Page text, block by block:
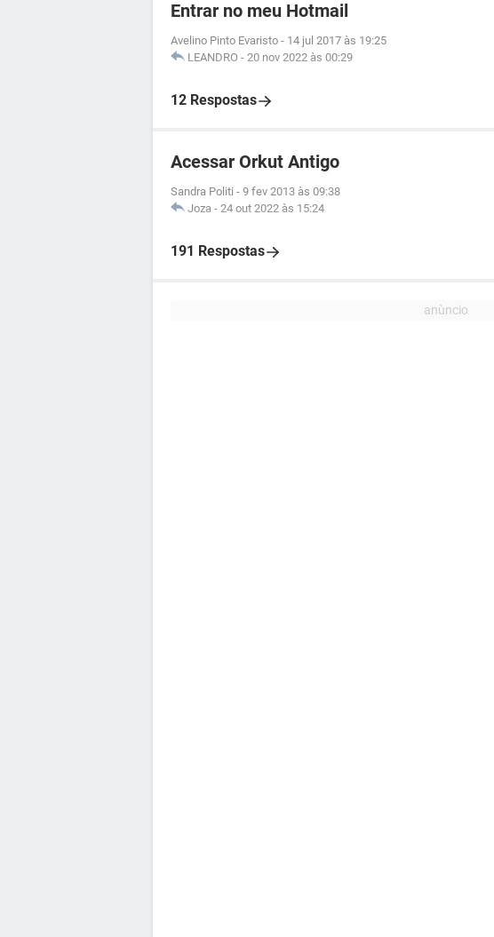
Entrar no meu Hotmail
Avelino Pinto Evaristo - 14 jul 2017 às 19:25
LEANDRO - 20 nov 2022 às 00:29
12 Respostas
Acessar Orkut Antigo
Sandra Politi - 9 fev 2013 às 09:38
Joza - 24 out 2022 às 15:24
191 Respostas